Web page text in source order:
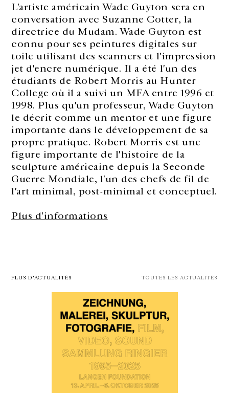
L'artiste américain Wade Guyton sera en
conversation avec Suzanne Cotter, la
directrice du Mudam. Wade Guyton est
connu pour ses peintures digitales sur
toile utilisant des scanners et l'impression
jet d'encre numérique. Il a été l'un des
étudiants de Robert Morris au Hunter
College où il a suivi un MFA entre 1996 et
1998. Plus qu'un professeur, Wade Guyton
le décrit comme un mentor et une figure
importante dans le développement de sa
propre pratique. Robert Morris est une
figure importante de l'histoire de la
sculpture américaine depuis la Seconde
Guerre Mondiale, l'un des chefs de fil de
l'art minimal, post-minimal et conceptuel.
Plus d'informations
PLUS D'ACTUALITÉS TOUTES LES ACTUALITÉS